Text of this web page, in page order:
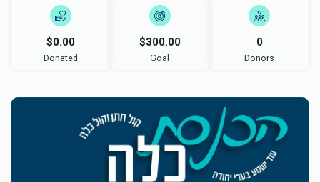
$0.00
Donated
$300.00
Goal
0
Donors